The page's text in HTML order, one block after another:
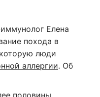
Елена
похода в
люди
аллергии. Об
половины